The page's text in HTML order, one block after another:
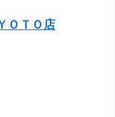
ＯＴＯ店